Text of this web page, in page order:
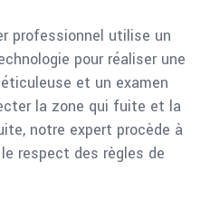
professionnel utilise un
pour réaliser une
et un examen
la zone qui fuite et la
notre expert procède à
respect des règles de